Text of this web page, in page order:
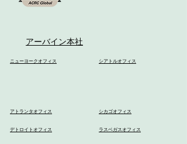
アーバイン本社
ニューヨークオフィス シアトルオフィス
アトランタオフィス
デトロイトオフィス
シカゴオフィス
ラスベガスオフィス